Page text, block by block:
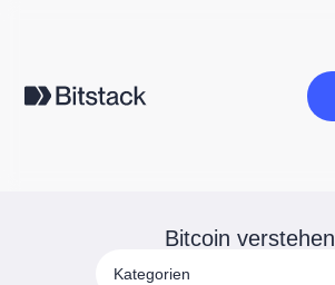
Bitcoin verstehen
Kategorien